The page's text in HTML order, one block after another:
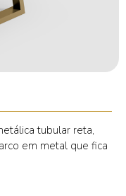
tubular reta,
em metal que fica